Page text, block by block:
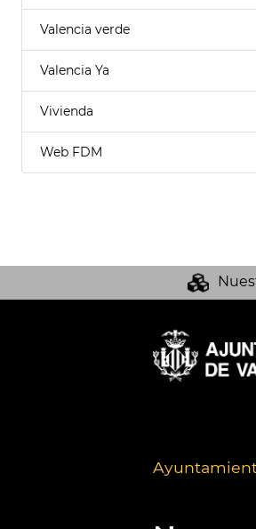
Valencia verde
Valencia Ya
Vivienda
Web FDM